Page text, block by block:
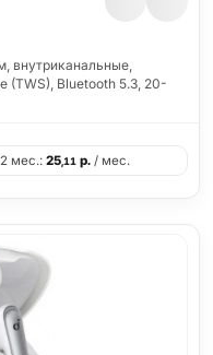
внутриканальные,
(TWS), Bluetooth 5.3, 20-
мес.: 25,11 р. / мес.